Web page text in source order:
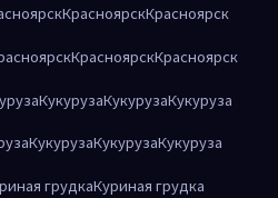
КрасноярскКрасноярск
КрасноярскКрасноярск
КукурузаКукурузаКукуруза
КукурузаКукурузаКукуруза
грудкаКуриная грудка